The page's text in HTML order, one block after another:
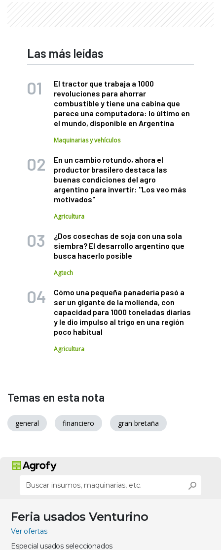
Las más leídas
El tractor que trabaja a 1000
revoluciones para ahorrar
combustible y tiene una cabina que
parece una computadora: lo último en
el mundo, disponible en Argentina
Maquinarias y vehículos
En un cambio rotundo, ahora el
productor brasilero destaca las
buenas condiciones del agro
argentino para invertir: "Los veo más
motivados"
Agricultura
¿Dos cosechas de soja con una sola
siembra? El desarrollo argentino que
busca hacerlo posible
Agtech
Cómo una pequeña panadería pasó a
ser un gigante de la molienda, con
capacidad para 1000 toneladas diarias
y le dio impulso al trigo en una región
poco habitual
Agricultura
Temas en esta nota
general financiero gran bretaña
Feria usados Venturino
Ver ofertas
Especial usados seleccionados